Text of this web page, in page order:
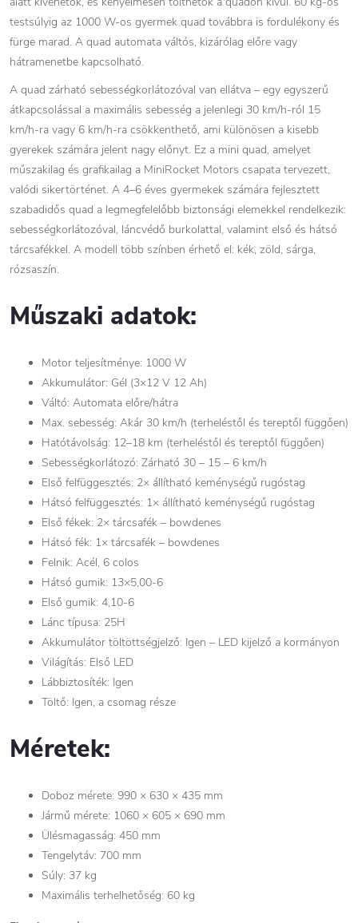
testsúlyig az 1000 W-os gyermek quad továbbra is fordulékony és
fürge marad. A quad automata váltós, kizárólag előre vagy
hátramenetbe kapcsolható.
A quad zárható sebességkorlátozóval van ellátva – egy egyszerű
átkapcsolással a maximális sebesség a jelenlegi 30 km/h-ról 15
km/h-ra vagy 6 km/h-ra csökkenthető, ami különösen a kisebb
gyerekek számára jelent nagy előnyt. Ez a mini quad, amelyet
műszakilag és grafikailag a MiniRocket Motors csapata tervezett,
valódi sikertörténet. A 4–6 éves gyermekek számára fejlesztett
szabadidős quad a legmegfelelőbb biztonsági elemekkel rendelkezik:
sebességkorlátozóval, láncvédő burkolattal, valamint első és hátsó
tárcsafékkel. A modell több színben érhető el: kék, zöld, sárga,
rózsaszín.
Műszaki adatok:
Motor teljesítménye: 1000 W
Akkumulátor: Gél (3×12 V 12 Ah)
Váltó: Automata előre/hátra
Max. sebesség: Akár 30 km/h (terheléstől és tereptől függően)
Hatótávolság: 12–18 km (terheléstől és tereptől függően)
Sebességkorlátozó: Zárható 30 – 15 – 6 km/h
Első felfüggesztés: 2× állítható keménységű rugóstag
Hátsó felfüggesztés: 1× állítható keménységű rugóstag
Első fékek: 2× tárcsafék – bowdenes
Hátsó fék: 1× tárcsafék – bowdenes
Felnik: Acél, 6 colos
Hátsó gumik: 13×5,00-6
Első gumik: 4,10-6
Lánc típusa: 25H
Akkumulátor töltöttségjelző: Igen – LED kijelző a kormányon
Világítás: Első LED
Lábbiztosíték: Igen
Töltő: Igen, a csomag része
Méretek:
Doboz mérete: 990 × 630 × 435 mm
Jármű mérete: 1060 × 605 × 690 mm
Ülésmagasság: 450 mm
Tengelytáv: 700 mm
Súly: 37 kg
Maximális terhelhetőség: 60 kg